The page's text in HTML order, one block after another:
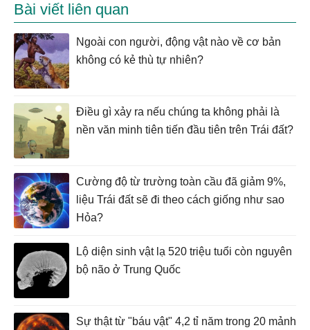
Bài viết liên quan
Ngoài con người, động vật nào về cơ bản
không có kẻ thù tự nhiên?
Điều gì xảy ra nếu chúng ta không phải là
nền văn minh tiên tiến đầu tiên trên Trái đất?
Cường độ từ trường toàn cầu đã giảm 9%,
liệu Trái đất sẽ đi theo cách giống như sao
Hỏa?
Lộ diện sinh vật lạ 520 triệu tuổi còn nguyên
bộ não ở Trung Quốc
Sự thật từ "báu vật" 4,2 tỉ năm trong 20 mảnh